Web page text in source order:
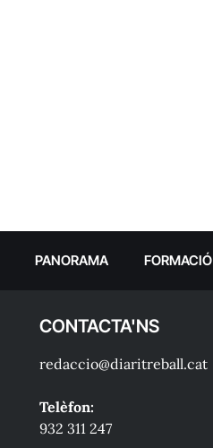
PANORAMA FORMACIÓ
CONTACTA'NS
redaccio@diaritreball.cat
Telèfon:
932 311 247